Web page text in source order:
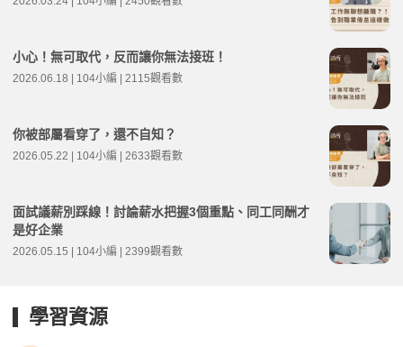
小心！無可取代，反而讓你無法接班！
2026.06.18 | 104小編 | 2115觀看數
你被部屬看穿了，還不自知？
2026.05.22 | 104小編 | 2633觀看數
面試議薪別踩線！討論薪水把握3個重點、同工同酬才
是好企業
2026.05.15 | 104小編 | 2399觀看數
學習資源